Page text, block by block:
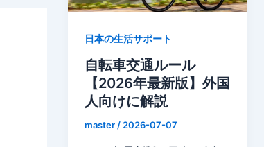
日本の生活サポート
自転車交通ルール
【2026年最新版】外国
人向けに解説
master / 2026-07-07